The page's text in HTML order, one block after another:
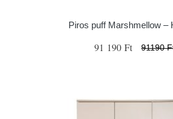
Piros puff Marshmellow –
91 190 Ft 91190